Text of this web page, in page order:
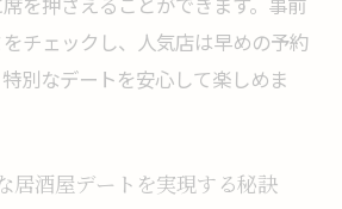
でゆったり過ごす大人の時間
適な個室居酒屋の選び方ガイド
出町の居酒屋デート術
チェックし、人気店は早めの予約
別なデートを安心して楽しめま
居酒屋デートを実現する秘訣